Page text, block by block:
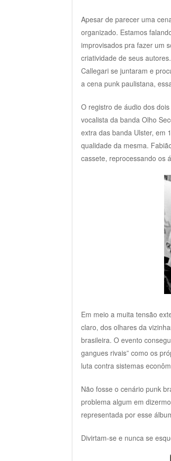
Apesar de parecer uma
organizado. Estamos
improvisados pra fazer um
criatividade de seus
Callegari se juntaram e
a cena punk paulistana,
O registro de áudio dos
vocalista da banda Olho
extra das banda Ulster, em
qualidade da mesma.
cassete, reprocessando os
Em meio a muita tensão
claro, dos olhares da
brasileira. O evento
gangues rivais” como os
luta contra sistemas
Não fosse o cenário punk
problema algum em
representada por esse
Divirtam-se e nunca se